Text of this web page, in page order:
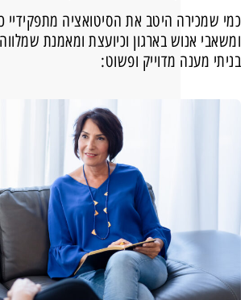
כמי שמכירה היטב את הסיטואציה מתפקידיי
ומשאבי אנוש בארגון וכיועצת ומאמנת
בניתי מענה מדוייק ופשוט: